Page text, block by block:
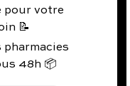
pour votre
📝
48h 📦